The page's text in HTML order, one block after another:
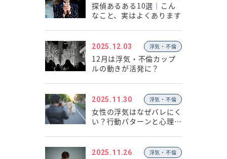
探偵あるある10選｜こん
なこと、実はよくあります
2025.12.03 浮気・不倫
12月は浮気・不倫カップ
ルの動きが活発に？
2025.11.30 浮気・不倫
女性の浮気はなぜバレにく
い？行動パターンと心理の
2025.11.26 浮気・不倫